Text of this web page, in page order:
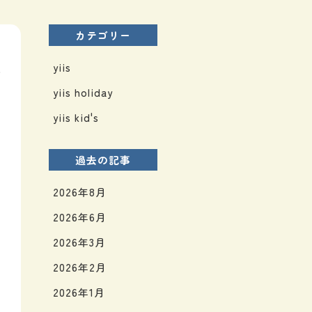
カテゴリー
yiis
yiis holiday
yiis kid's
過去の記事
2026年8月
2026年6月
2026年3月
2026年2月
2026年1月